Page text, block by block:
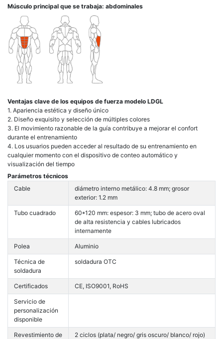
Músculo principal que se trabaja: abdominales
Ventajas clave de los equipos de fuerza modelo LDGL
1. Apariencia estética y diseño único
2. Diseño exquisito y selección de múltiples colores
3. El movimiento razonable de la guía contribuye a mejorar el confort
durante el entrenamiento
4. Los usuarios pueden acceder al resultado de su entrenamiento en
cualquier momento con el dispositivo de conteo automático y
visualización del tiempo
Parámetros técnicos
Cable
diámetro interno metálico: 4.8 mm; grosor
exterior: 1.2 mm
Tubo cuadrado
60*120 mm: espesor: 3 mm; tubo de acero oval
de alta resistencia y cables lubricados
internamente
Polea Aluminio
Técnica de
soldadura
soldadura OTC
Certificados CE, ISO9001, RoHS
Servicio de
personalización
disponible
Revestimiento de
2 ciclos (plata/ negro/ gris oscuro/ blanco/ rojo)